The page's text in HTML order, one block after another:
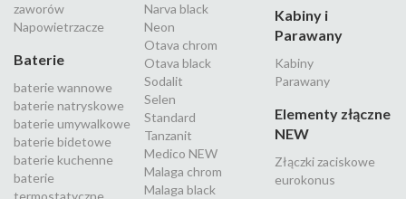
zaworów
Napowietrzacze
Baterie
baterie wannowe
baterie natryskowe
baterie umywalkowe
baterie bidetowe
baterie kuchenne
baterie
Narva black
Neon
Otava chrom
Otava black
Sodalit
Selen
Standard
Tanzanit
Medico NEW
Malaga chrom
Malaga black
Kabiny i
Parawany
Kabiny
Parawany
Elementy złączne
NEW
Złączki zaciskowe
eurokonus